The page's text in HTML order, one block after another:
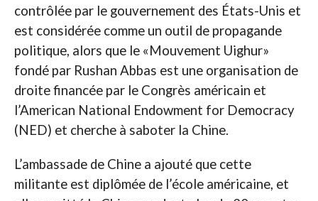
contrôlée par le gouvernement des États-Unis et
est considérée comme un outil de propagande
politique, alors que le «Mouvement Uighur»
fondé par Rushan Abbas est une organisation de
droite financée par le Congrès américain et
l’American National Endowment for Democracy
(NED) et cherche à saboter la Chine.
L’ambassade de Chine a ajouté que cette
militante est diplômée de l’école américaine, et